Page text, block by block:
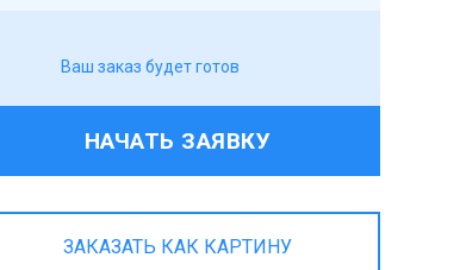
Ваш заказ будет готов
НАЧАТЬ ЗАЯВКУ
ЗАКАЗАТЬ КАК КАРТИНУ